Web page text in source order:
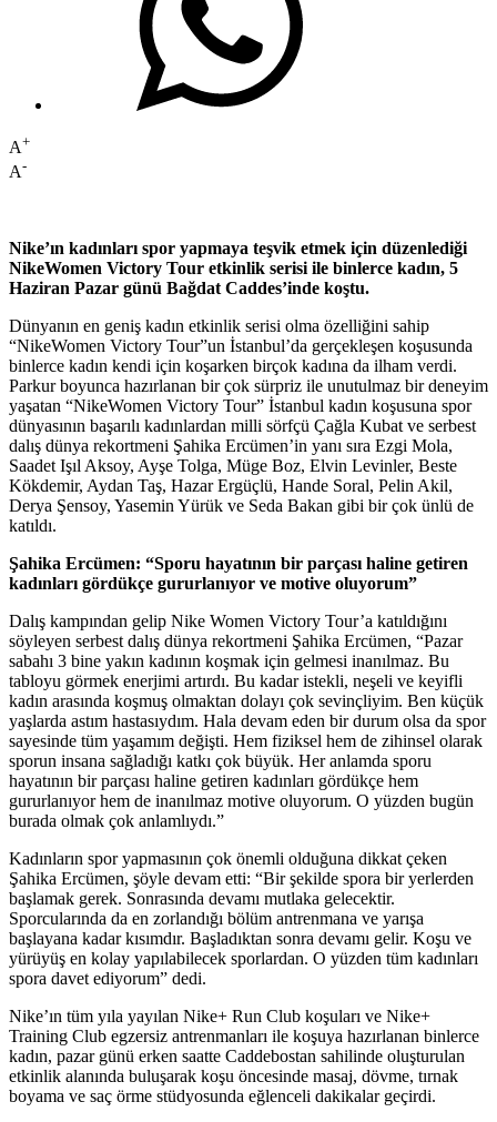
A+
A-
Nike’ın kadınları spor yapmaya teşvik etmek için düzenlediği
NikeWomen Victory Tour etkinlik serisi ile binlerce kadın, 5
Haziran Pazar günü Bağdat Caddes’inde koştu.
Dünyanın en geniş kadın etkinlik serisi olma özelliğini sahip
“NikeWomen Victory Tour”un İstanbul’da gerçekleşen koşusunda
binlerce kadın kendi için koşarken birçok kadına da ilham verdi.
Parkur boyunca hazırlanan bir çok sürpriz ile unutulmaz bir deneyim
yaşatan “NikeWomen Victory Tour” İstanbul kadın koşusuna spor
dünyasının başarılı kadınlardan milli sörfçü Çağla Kubat ve serbest
dalış dünya rekortmeni Şahika Ercümen’in yanı sıra Ezgi Mola,
Saadet Işıl Aksoy, Ayşe Tolga, Müge Boz, Elvin Levinler, Beste
Kökdemir, Aydan Taş, Hazar Ergüçlü, Hande Soral, Pelin Akil,
Derya Şensoy, Yasemin Yürük ve Seda Bakan gibi bir çok ünlü de
katıldı.
Şahika Ercümen: “Sporu hayatının bir parçası haline getiren
kadınları gördükçe gururlanıyor ve motive oluyorum”
Dalış kampından gelip Nike Women Victory Tour’a katıldığını
söyleyen serbest dalış dünya rekortmeni Şahika Ercümen, “Pazar
sabahı 3 bine yakın kadının koşmak için gelmesi inanılmaz. Bu
tabloyu görmek enerjimi artırdı. Bu kadar istekli, neşeli ve keyifli
kadın arasında koşmuş olmaktan dolayı çok sevinçliyim. Ben küçük
yaşlarda astım hastasıydım. Hala devam eden bir durum olsa da spor
sayesinde tüm yaşamım değişti. Hem fiziksel hem de zihinsel olarak
sporun insana sağladığı katkı çok büyük. Her anlamda sporu
hayatının bir parçası haline getiren kadınları gördükçe hem
gururlanıyor hem de inanılmaz motive oluyorum. O yüzden bugün
burada olmak çok anlamlıydı.”
Kadınların spor yapmasının çok önemli olduğuna dikkat çeken
Şahika Ercümen, şöyle devam etti: “Bir şekilde spora bir yerlerden
başlamak gerek. Sonrasında devamı mutlaka gelecektir.
Sporcularında da en zorlandığı bölüm antrenmana ve yarışa
başlayana kadar kısımdır. Başladıktan sonra devamı gelir. Koşu ve
yürüyüş en kolay yapılabilecek sporlardan. O yüzden tüm kadınları
spora davet ediyorum” dedi.
Nike’ın tüm yıla yayılan Nike+ Run Club koşuları ve Nike+
Training Club egzersiz antrenmanları ile koşuya hazırlanan binlerce
kadın, pazar günü erken saatte Caddebostan sahilinde oluşturulan
etkinlik alanında buluşarak koşu öncesinde masaj, dövme, tırnak
boyama ve saç örme stüdyosunda eğlenceli dakikalar geçirdi.